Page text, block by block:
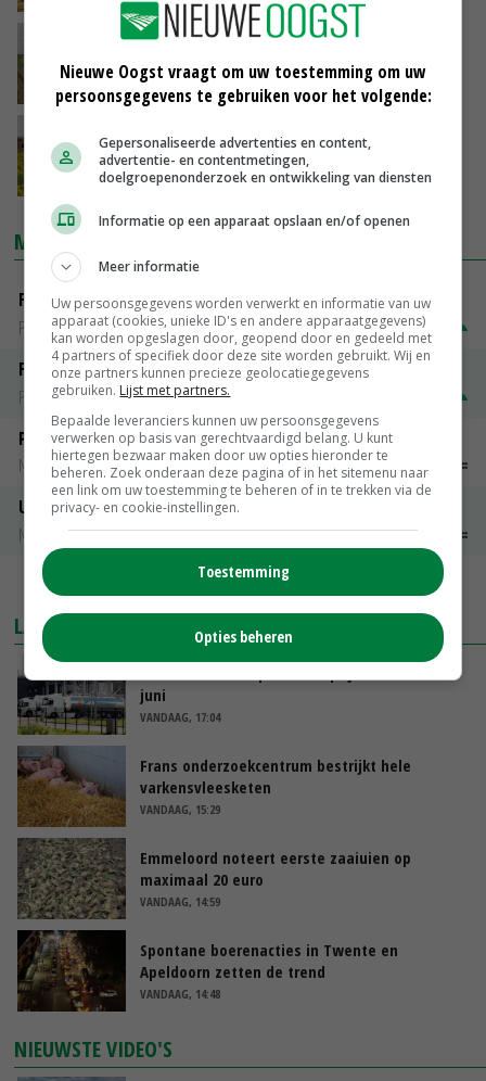
Laarakker zoekt groente in Noorden
12-07-2016
SPNA en Delphy bundelen kennis
20-04-2016
MARKTPRIJZEN
Fontane
PotatoNL
€ 15,00~ € 23,00
Fritesgeschikt NL Du Be
PotatoNL
Peen
Noteringen
€ 26,00~
€ 33,00
Uien Middenmeer Geel 30-60% grof
Noteringen
€ 0,00~ € 0,00
MEER MARKTPRIJZEN
LAATSTE NIEUWS
juni
VANDAAG, 17:04
Frans onderzoekcentrum bestrijkt hele
varkensvleesketen
VANDAAG, 15:29
Emmeloord noteert eerste zaaiuien op
maximaal 20 euro
VANDAAG, 14:59
Spontane boerenacties in Twente en
Apeldoorn zetten de trend
VANDAAG, 14:48
NIEUWSTE VIDEO'S
Nieuwe Oogst vraagt om uw toestemming om uw
persoonsgegevens te gebruiken voor het volgende:
Gepersonaliseerde advertenties en content,
advertentie- en contentmetingen,
doelgroepenonderzoek en ontwikkeling van diensten
Informatie op een apparaat opslaan en/of openen
Meer informatie
Uw persoonsgegevens worden verwerkt en informatie van uw
apparaat (cookies, unieke ID's en andere apparaatgegevens)
kan worden opgeslagen door, geopend door en gedeeld met
4 partners of specifiek door deze site worden gebruikt. Wij en
onze partners kunnen precieze geolocatiegegevens
gebruiken. Lijst met partners.
Bepaalde leveranciers kunnen uw persoonsgegevens
verwerken op basis van gerechtvaardigd belang. U kunt
hiertegen bezwaar maken door uw opties hieronder te
beheren. Zoek onderaan deze pagina of in het sitemenu naar
een link om uw toestemming te beheren of in te trekken via de
privacy- en cookie-instellingen.
Toestemming
Opties beheren